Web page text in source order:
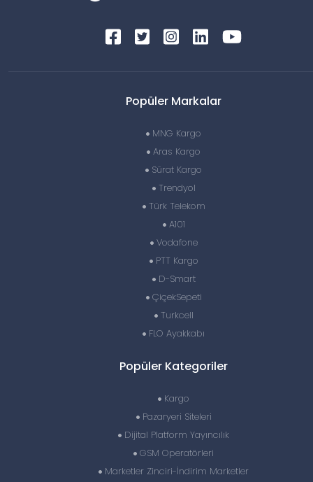
Popüler Markalar
MNG Kargo
Aras Kargo
Sürat Kargo
Trendyol
Türk Telekom
A101
Vodafone
PTT Kargo
D-Smart
ÇiçekSepeti
Turkcell
FLO Ayakkabı
Popüler Kategoriler
Kargo
Pazaryeri Siteleri
Dijital Platform Yayıncılık
GSM Operatörleri
Marketler Zinciri-İndirim Marketler